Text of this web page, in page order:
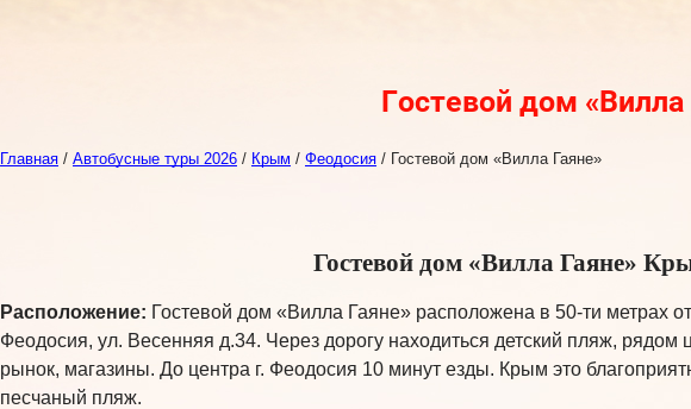
Гостевой дом «Вилла
Главная / Автобусные туры 2026 / Крым / Феодосия / Гостевой дом «Вилла Гаяне»
Гостевой дом «Вилла Гаяне»
Расположение: Гостевой дом «Вилла Гаяне» расположена в 50-ти метрах
Феодосия, ул. Весенняя д.34. Через дорогу находиться детский пляж,
рынок, магазины. До центра г. Феодосия 10 минут езды. Крым это
песчаный пляж.